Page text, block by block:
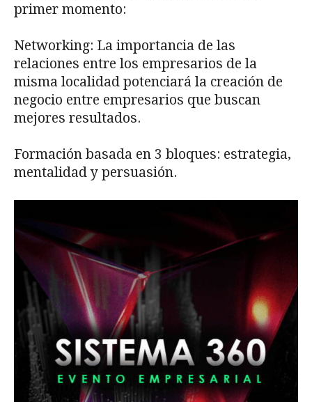
primer momento:
Networking: La importancia de las
relaciones entre los empresarios de la
misma localidad potenciará la creación de
negocio entre empresarios que buscan
mejores resultados.
Formación basada en 3 bloques: estrategia,
mentalidad y persuasión.